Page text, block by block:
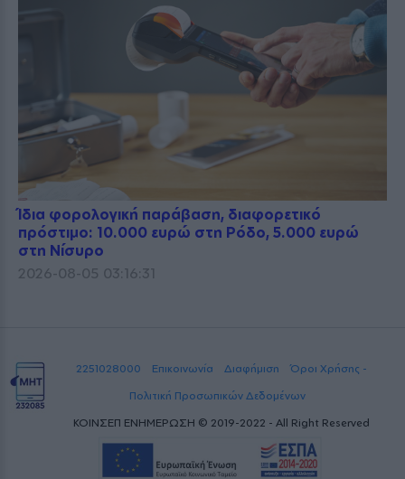
Ίδια φορολογική παράβαση, διαφορετικό
πρόστιμο: 10.000 ευρώ στη Ρόδο, 5.000 ευρώ
στη Νίσυρο
2026-08-05 03:16:31
2251028000 Επικοινωνία Διαφήμιση
Όροι Χρήσης -
Πολιτική Προσωπικών Δεδομένων
ΚΟΙΝΣΕΠ ΕΝΗΜΕΡΩΣΗ © 2019-2022 - All Right Reserved